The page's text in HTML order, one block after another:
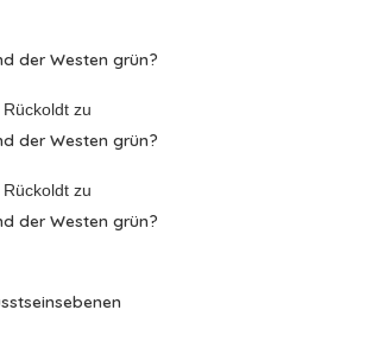
der Westen grün?
zu
der Westen grün?
zu
der Westen grün?